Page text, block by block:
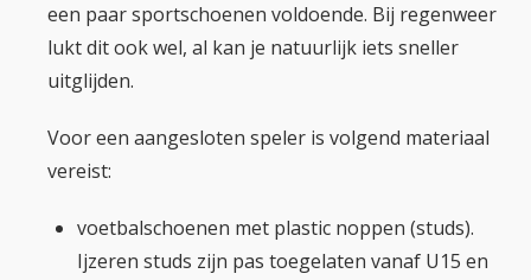
een paar sportschoenen voldoende. Bij regenweer
lukt dit ook wel, al kan je natuurlijk iets sneller
uitglijden.
Voor een aangesloten speler is volgend materiaal
vereist:
voetbalschoenen met plastic noppen (studs).
Ijzeren studs zijn pas toegelaten vanaf U15 en